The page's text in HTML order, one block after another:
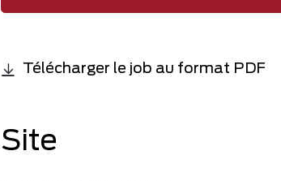
Télécharger le job au format PDF
Site